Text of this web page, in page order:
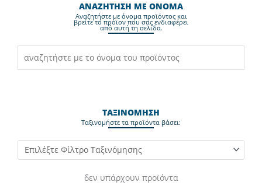
ΑΝΑΖΗΤΗΣΗ ΜΕ ΟΝΟΜΑ
Aναζητήστε με όνομα προϊόντος και
βρείτε το προϊον που σας ενδιαφέρει
από αυτή τη σελίδα.
ΤΑΞΙΝΟΜΗΣΗ
Ταξινομήστε τα προϊόντα βάσει:
δεν υπάρχουν προϊόντα